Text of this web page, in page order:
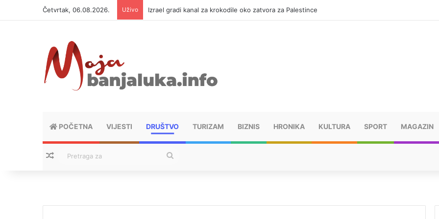
Četvrtak, 06.08.2026. Uživo Izrael gradi kanal za krokodile oko zatvora za Palestince
POČETNA VIJESTI DRUŠTVO TURIZAM BIZNIS HRONIKA KULTURA SPORT MAGAZIN
Nasumični tekstovi